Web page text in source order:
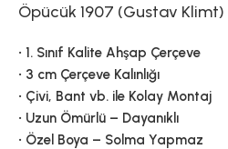
Öpücük 1907 (Gustav
• 1. Sınıf Kalite Ahşap Çerçeve
• 3 cm Çerçeve Kalınlığı
• Çivi, Bant vb. ile Kolay Montaj
• Uzun Ömürlü – Dayanıklı
• Özel Boya – Solma Yapmaz